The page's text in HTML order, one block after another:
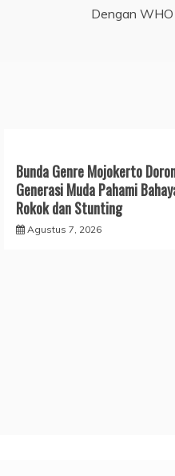
Dengan WHO
Bunda Genre Mojokerto
Generasi Muda Pahami
Rokok dan Stunting
Agustus 7, 2026